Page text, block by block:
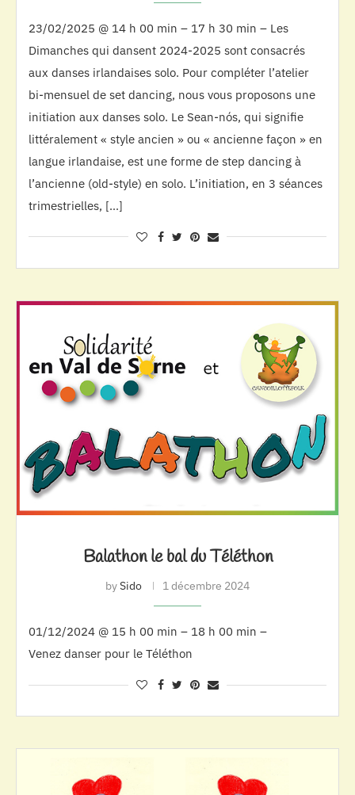
23/02/2025 @ 14 h 00 min – 17 h 30 min – Les
Dimanches qui dansent 2024-2025 sont consacrés
aux danses irlandaises solo. Pour compléter l’atelier
bi-mensuel de set dancing, nous vous proposons une
initiation aux danses solo. Le Sean-nós, qui signifie
littéralement « style ancien » ou « ancienne façon » en
langue irlandaise, est une forme de step dancing à
l’ancienne (old-style) en solo. L’initiation, en 3 séances
trimestrielles, […]
Balathon le bal du Téléthon
bySido 1 décembre 2024
01/12/2024 @ 15 h 00 min – 18 h 00 min –
Venez danser pour le Téléthon